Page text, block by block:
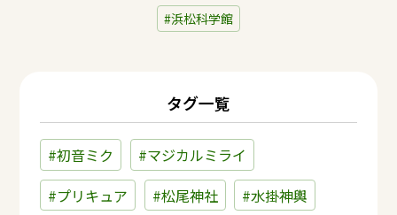
浜松科学館
タグ一覧
#初音ミク
#マジカルミライ
#プリキュア
#松尾神社
#水掛神輿